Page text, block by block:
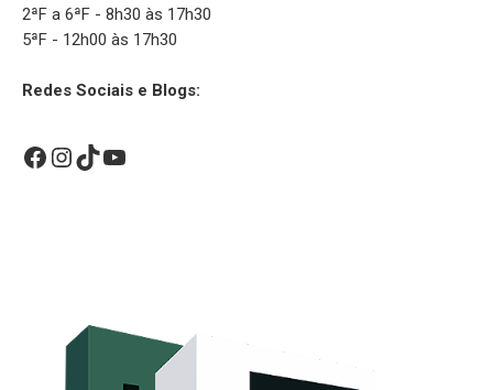
2ªF a 6ªF - 8h30 às 17h30
5ªF - 12h00 às 17h30
Redes Sociais e Blogs:
Facebook
Instagram
TikTok
YouTube